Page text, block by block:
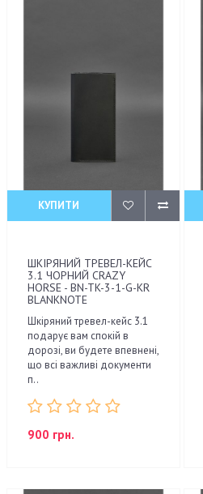
КУПИТИ
ШКІРЯНИЙ ТРЕВЕЛ-КЕЙС
3.1 ЧОРНИЙ CRAZY
HORSE - BN-TK-3-1-G-KR
BLANKNOTE
Шкіряний тревел-кейс 3.1
подарує вам спокій в
дорозі, ви будете впевнені,
що всі важливі документи
п..
900 грн.